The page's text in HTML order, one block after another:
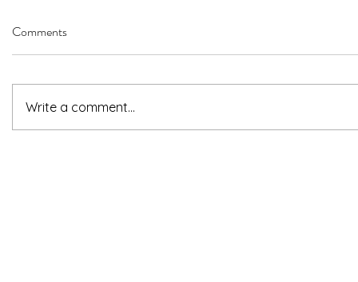
Comments
Write a comment...